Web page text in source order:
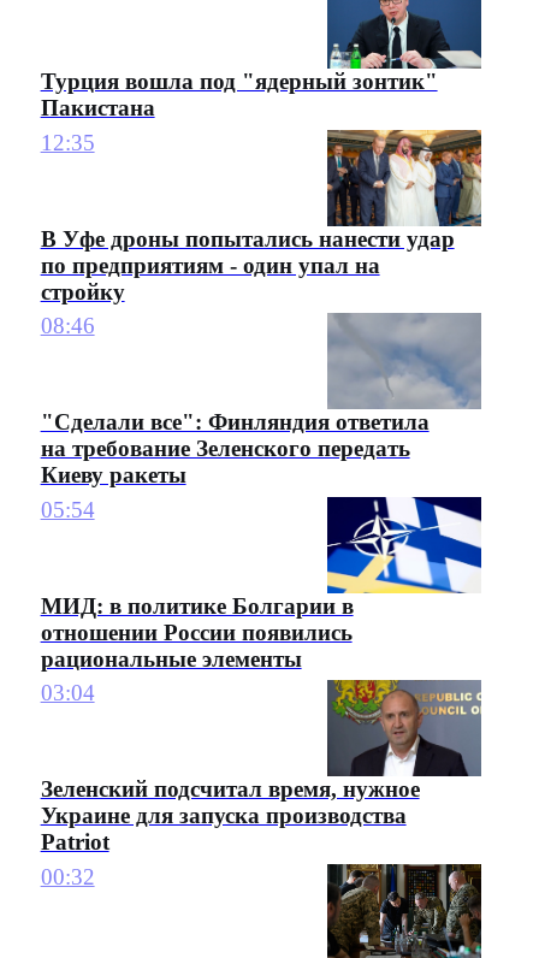
Турция вошла под "ядерный зонтик"
Пакистана
12:35
В Уфе дроны попытались нанести удар
по предприятиям - один упал на
стройку
08:46
"Сделали все": Финляндия ответила
на требование Зеленского передать
Киеву ракеты
05:54
МИД: в политике Болгарии в
отношении России появились
рациональные элементы
03:04
Зеленский подсчитал время, нужное
Украине для запуска производства
Patriot
00:32